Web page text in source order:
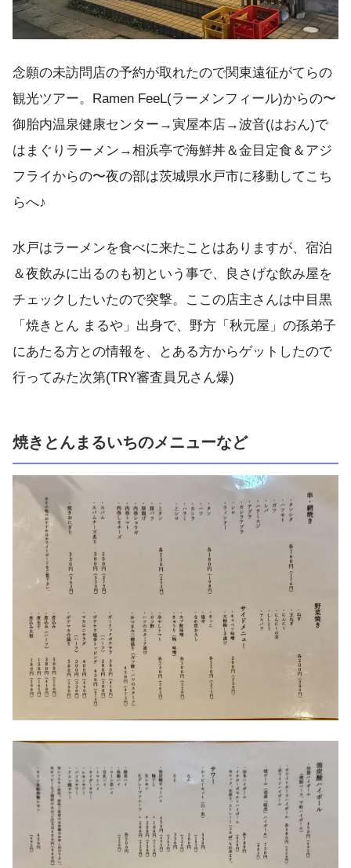
念願の未訪問店の予約が取れたので関東遠征がてらの
観光ツアー。Ramen FeeL(ラーメンフィール)からの〜
御胎内温泉健康センター→寅屋本店→波音(はおん)で
はまぐりラーメン→相浜亭で海鮮丼＆金目定食＆アジ
フライからの〜夜の部は茨城県水戸市に移動してこち
らへ♪
水戸はラーメンを食べに来たことはありますが、宿泊
＆夜飲みに出るのも初という事で、良さげな飲み屋を
チェックしたいたので突撃。ここの店主さんは中目黒
「焼きとん まるや」出身で、野方「秋元屋」の孫弟子
にあたる方との情報を、とある方からゲットしたので
行ってみた次第(TRY審査員兄さん爆)
焼きとんまるいちのメニューなど